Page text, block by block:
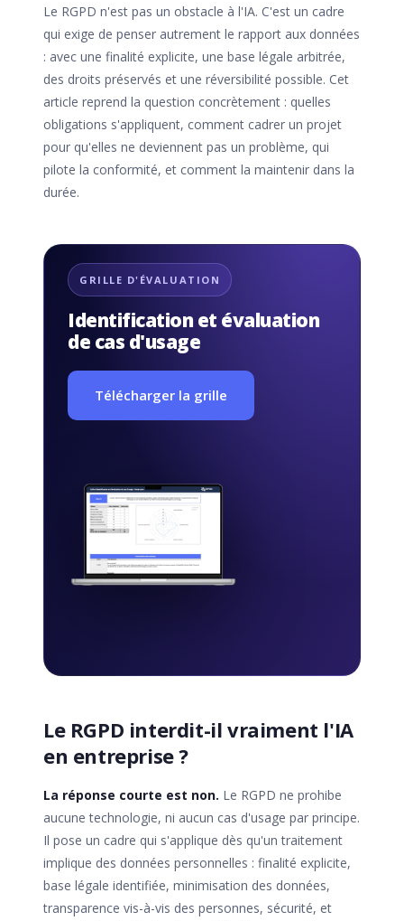
Le RGPD n'est pas un obstacle à l'IA. C'est un cadre
qui exige de penser autrement le rapport aux données
: avec une finalité explicite, une base légale arbitrée,
des droits préservés et une réversibilité possible. Cet
article reprend la question concrètement : quelles
obligations s'appliquent, comment cadrer un projet
pour qu'elles ne deviennent pas un problème, qui
pilote la conformité, et comment la maintenir dans la
durée.
GRILLE D'ÉVALUATION
Identification et évaluation
de cas d'usage
Télécharger la grille
Le RGPD interdit-il vraiment l'IA
en entreprise ?
La réponse courte est non. Le RGPD ne prohibe
aucune technologie, ni aucun cas d'usage par principe.
Il pose un cadre qui s'applique dès qu'un traitement
implique des données personnelles : finalité explicite,
base légale identifiée, minimisation des données,
transparence vis-à-vis des personnes, sécurité, et